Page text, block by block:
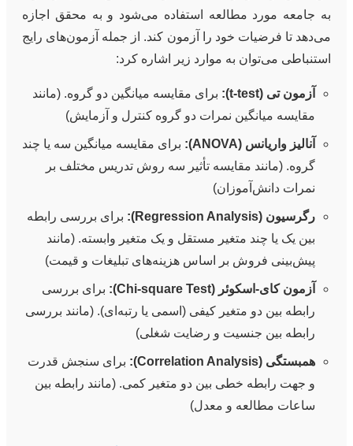
به جامعه مورد مطالعه استفاده می‌شود و به محقق اجازه
می‌دهد تا فرضیات خود را آزمون کند. از جمله آزمون‌های رایج
استنباطی می‌توان به موارد زیر اشاره کرد:
آزمون تی (t-test):
برای مقایسه میانگین دو گروه. (مانند
مقایسه میانگین نمرات دو گروه کنترل و آزمایش)
آنالیز واریانس (ANOVA):
برای مقایسه میانگین سه یا چند
گروه. (مانند مقایسه تأثیر سه روش تدریس مختلف بر
نمرات دانش‌آموزان)
رگرسیون (Regression Analysis):
برای بررسی رابطه
بین یک یا چند متغیر مستقل و یک متغیر وابسته. (مانند
پیش‌بینی فروش بر اساس هزینه‌های تبلیغات و قیمت)
آزمون کای-اسکوئر (Chi-square Test):
برای بررسی
رابطه بین دو متغیر کیفی (اسمی یا رتبه‌ای). (مانند بررسی
رابطه بین جنسیت و رضایت شغلی)
همبستگی (Correlation Analysis):
برای سنجش قدرت
و جهت رابطه خطی بین دو متغیر کمی. (مانند رابطه بین
ساعات مطالعه و معدل)